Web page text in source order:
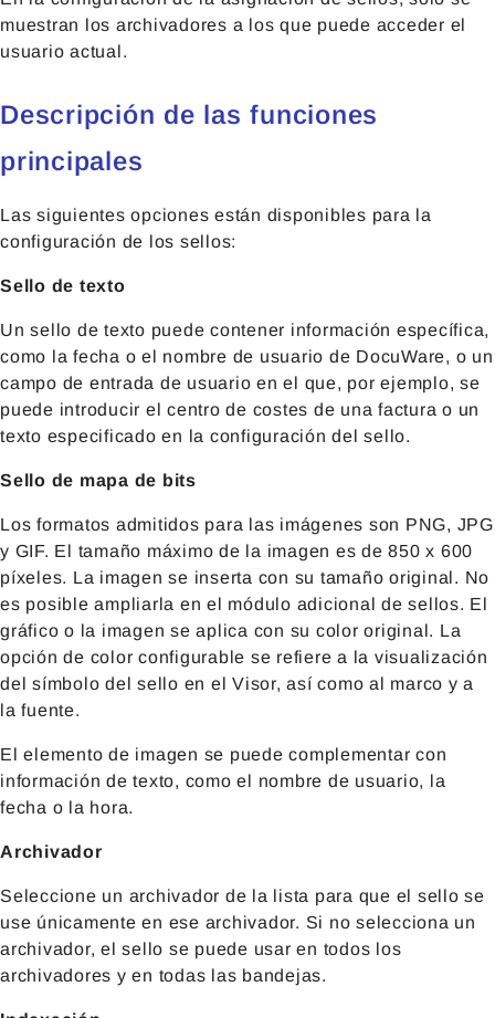
muestran los archivadores a los que puede acceder el
usuario actual.
Descripción de las funciones
principales
Las siguientes opciones están disponibles para la
configuración de los sellos:
Sello de texto
Un sello de texto puede contener información específica,
como la fecha o el nombre de usuario de DocuWare, o un
campo de entrada de usuario en el que, por ejemplo, se
puede introducir el centro de costes de una factura o un
texto especificado en la configuración del sello.
Sello de mapa de bits
Los formatos admitidos para las imágenes son PNG, JPG
y GIF. El tamaño máximo de la imagen es de 850 x 600
píxeles. La imagen se inserta con su tamaño original. No
es posible ampliarla en el módulo adicional de sellos. El
gráfico o la imagen se aplica con su color original. La
opción de color configurable se refiere a la visualización
del símbolo del sello en el Visor, así como al marco y a
la fuente.
El elemento de imagen se puede complementar con
información de texto, como el nombre de usuario, la
fecha o la hora.
Archivador
Seleccione un archivador de la lista para que el sello se
use únicamente en ese archivador. Si no selecciona un
archivador, el sello se puede usar en todos los
archivadores y en todas las bandejas.